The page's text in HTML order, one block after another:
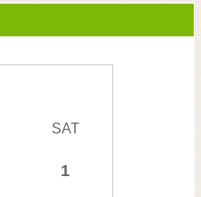
SAT
1